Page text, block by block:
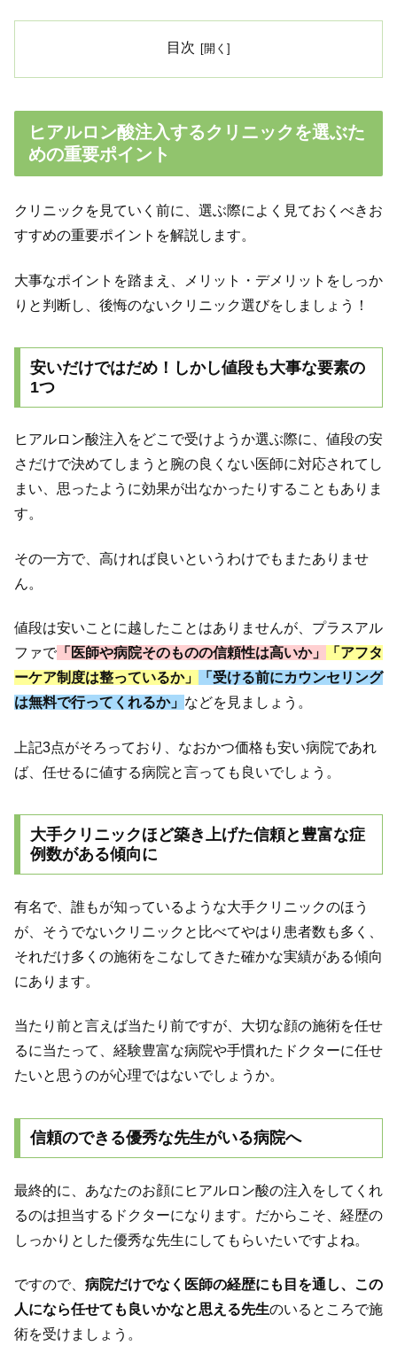
目次
ヒアルロン酸注入するクリニックを選ぶた
めの重要ポイント
クリニックを見ていく前に、選ぶ際によく見ておくべきお
すすめの重要ポイントを解説します。
大事なポイントを踏まえ、メリット・デメリットをしっか
りと判断し、後悔のないクリニック選びをしましょう！
安いだけではだめ！しかし値段も大事な要素の
1つ
ヒアルロン酸注入をどこで受けようか選ぶ際に、値段の安
さだけで決めてしまうと腕の良くない医師に対応されてし
まい、思ったように効果が出なかったりすることもありま
す。
その一方で、高ければ良いというわけでもまたありませ
ん。
値段は安いことに越したことはありませんが、プラスアル
ファで 「医師や病院そのものの信頼性は高いか」
「アフタ
ーケア制度は整っているか」
「受ける前にカウンセリング
は無料で行ってくれるか」 などを見ましょう。
上記3点がそろっており、なおかつ価格も安い病院であれ
ば、任せるに値する病院と言っても良いでしょう。
大手クリニックほど築き上げた信頼と豊富な症
例数がある傾向に
有名で、誰もが知っているような大手クリニックのほう
が、そうでないクリニックと比べてやはり患者数も多く、
それだけ多くの施術をこなしてきた確かな実績がある傾向
にあります。
当たり前と言えば当たり前ですが、大切な顔の施術を任せ
るに当たって、経験豊富な病院や手慣れたドクターに任せ
たいと思うのが心理ではないでしょうか。
信頼のできる優秀な先生がいる病院へ
最終的に、あなたのお顔にヒアルロン酸の注入をしてくれ
るのは担当するドクターになります。だからこそ、経歴の
しっかりとした優秀な先生にしてもらいたいですよね。
ですので、 病院だけでなく医師の経歴にも目を通し、この
人になら任せても良いかなと思える先生のいるところで施
術を受けましょう。